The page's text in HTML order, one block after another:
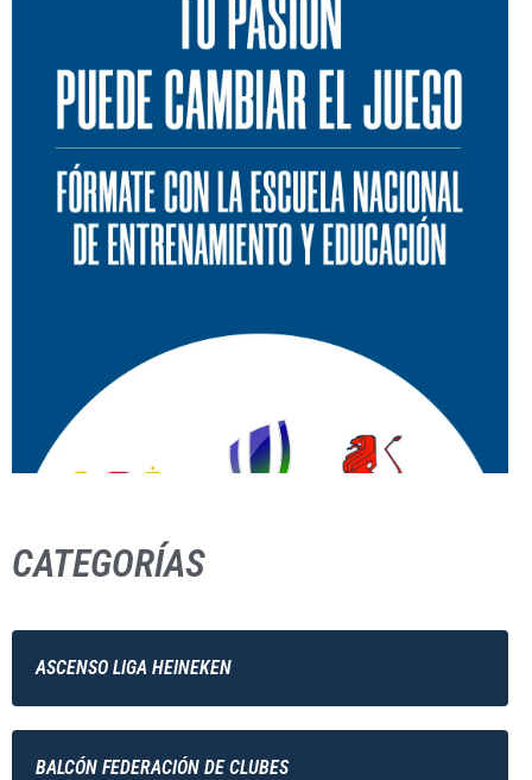
CATEGORÍAS
ASCENSO LIGA HEINEKEN
BALCÓN FEDERACIÓN DE CLUBES